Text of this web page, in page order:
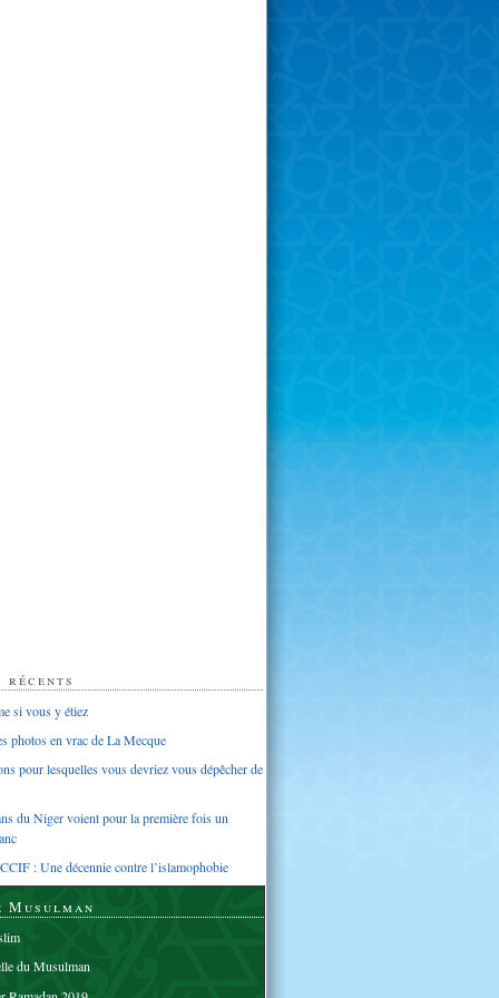
si vous y étiez
photos en vrac de La Mecque
pour lesquelles vous devriez vous dépêcher de
du Niger voient pour la première fois un
: Une décennie contre l’islamophobie
Musulman
du Musulman